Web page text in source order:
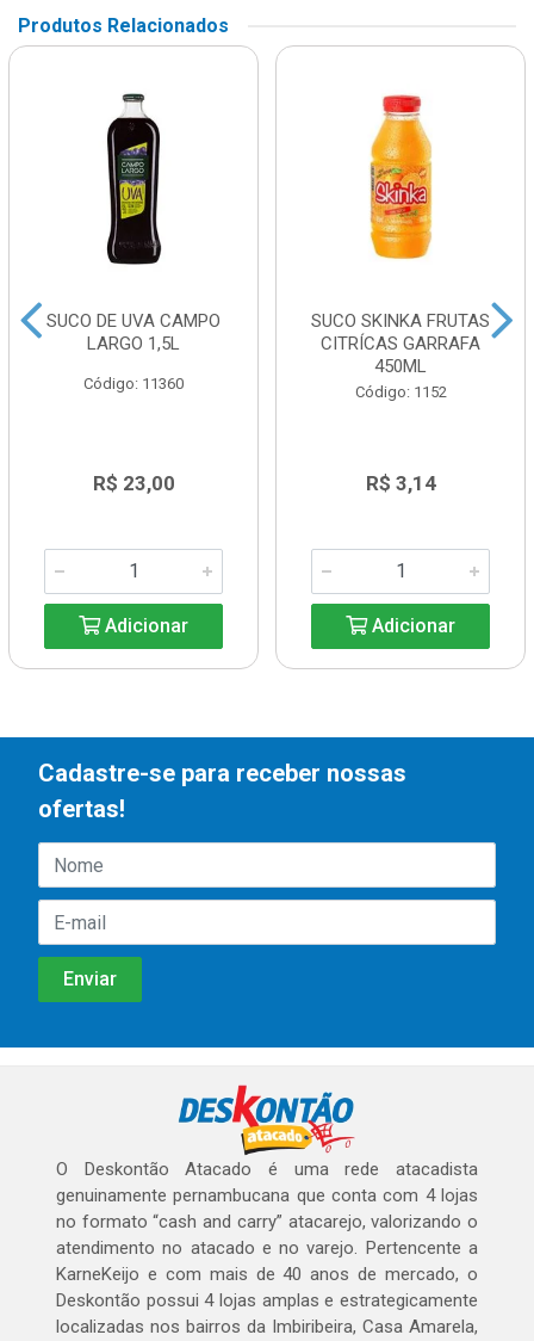
Produtos Relacionados
SUCO DE UVA CAMPO
LARGO 1,5L
Código: 11360
R$ 23,00
Adicionar
SUCO SKINKA FRUTAS
CITRÍCAS GARRAFA
450ML
Código: 1152
R$ 3,14
Adicionar
Cadastre-se para receber nossas
ofertas!
O Deskontão Atacado é uma rede atacadista
genuinamente pernambucana que conta com 4 lojas
no formato “cash and carry” atacarejo, valorizando o
atendimento no atacado e no varejo. Pertencente a
KarneKeijo e com mais de 40 anos de mercado, o
Deskontão possui 4 lojas amplas e estrategicamente
localizadas nos bairros da Imbiribeira, Casa Amarela,